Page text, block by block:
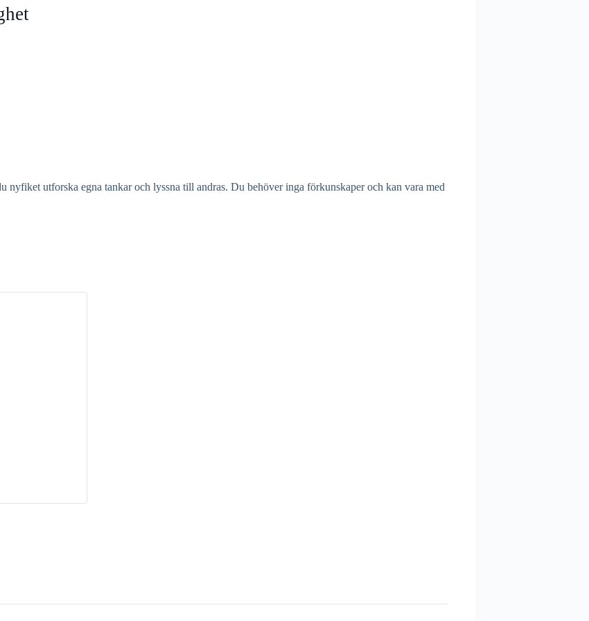
nyfiket utforska egna tankar och lyssna till andras. Du behöver inga förkunskaper och kan vara med